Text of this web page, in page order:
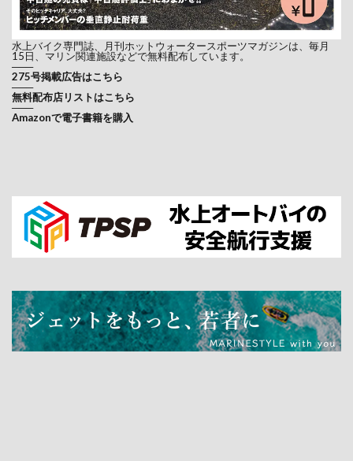
水上バイク専門誌、月刊ホットウォータースポーツマガジンは、毎月
15日、マリン関連施設などで無料配布しています。
───
275号掲載広告はこちら
───
無料配布店リストはこちら
───
Amazonで電子書籍を購入